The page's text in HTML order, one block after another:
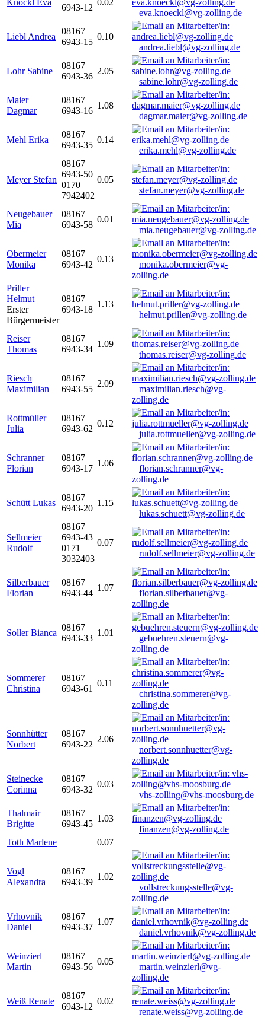
Knöckl Eva
6943-12
0.02
eva.knoeckl@vg-zolling.de
Liebl Andrea
08167
6943-15
0.10
andrea.liebl@vg-zolling.de
Lohr Sabine
08167
6943-36
2.05
sabine.lohr@vg-zolling.de
Maier
Dagmar
08167
6943-16
1.08
dagmar.maier@vg-zolling.de
Mehl Erika
08167
6943-35
0.14
erika.mehl@vg-zolling.de
Meyer Stefan
08167
6943-50
0170
7942402
0.05
stefan.meyer@vg-zolling.de
Neugebauer
Mia
08167
6943-58
0.01
mia.neugebauer@vg-zolling.de
Obermeier
Monika
08167
6943-42
0.13
monika.obermeier@vg-
zolling.de
Priller
Helmut
Erster
Bürgermeister
08167
6943-18
1.13
helmut.priller@vg-zolling.de
Reiser
Thomas
08167
6943-34
1.09
thomas.reiser@vg-zolling.de
Riesch
Maximilian
08167
6943-55
2.09
maximilian.riesch@vg-
zolling.de
Rottmüller
Julia
08167
6943-62
0.12
julia.rottmueller@vg-zolling.de
Schranner
Florian
08167
6943-17
1.06
florian.schranner@vg-
zolling.de
Schütt Lukas
08167
6943-20
1.15
lukas.schuett@vg-zolling.de
Sellmeier
Rudolf
08167
6943-43
0171
3032403
0.07
rudolf.sellmeier@vg-zolling.de
Silberbauer
Florian
08167
6943-44
1.07
florian.silberbauer@vg-
zolling.de
Soller Bianca
08167
6943-33
1.01
gebuehren.steuern@vg-
zolling.de
Sommerer
Christina
08167
6943-61
0.11
christina.sommerer@vg-
zolling.de
Sonnhütter
Norbert
08167
6943-22
2.06
norbert.sonnhuetter@vg-
zolling.de
Steinecke
Corinna
08167
6943-32
0.03
vhs-zolling@vhs-moosburg.de
Thalmair
Brigitte
08167
6943-45
1.03
finanzen@vg-zolling.de
Toth Marlene
0.07
Vogl
Alexandra
08167
6943-39
1.02
vollstreckungsstelle@vg-
zolling.de
Vrhovnik
Daniel
08167
6943-37
1.07
daniel.vrhovnik@vg-zolling.de
Weinzierl
Martin
08167
6943-56
0.05
martin.weinzierl@vg-
zolling.de
Weiß Renate
08167
6943-12
0.02
renate.weiss@vg-zolling.de